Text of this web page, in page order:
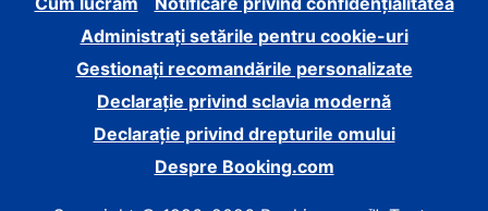
Administrați setările pentru cookie-uri
Gestionați recomandările personalizate
Declarație privind sclavia modernă
Declarație privind drepturile omului
Despre Booking.com